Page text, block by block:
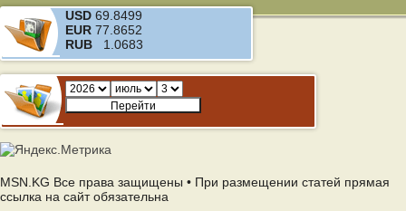
USD 69.8499
EUR 77.8652
RUB 1.0683
MSN.KG Все права защищены • При размещении статей прямая
ссылка на сайт обязательна